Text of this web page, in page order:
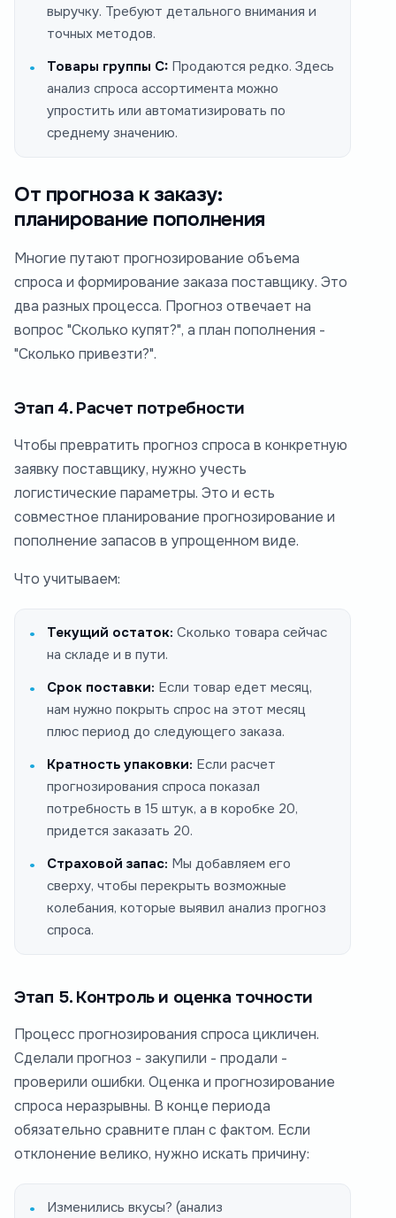
выручку. Требуют детального внимания и
точных методов.
Товары группы C: Продаются редко. Здесь
анализ спроса ассортимента можно
упростить или автоматизировать по
среднему значению.
От прогноза к заказу:
планирование пополнения
Многие путают прогнозирование объема
спроса и формирование заказа поставщику. Это
два разных процесса. Прогноз отвечает на
вопрос "Сколько купят?", а план пополнения -
"Сколько привезти?".
Этап 4. Расчет потребности
Чтобы превратить прогноз спроса в конкретную
заявку поставщику, нужно учесть
логистические параметры. Это и есть
совместное планирование прогнозирование и
пополнение запасов в упрощенном виде.
Что учитываем:
Текущий остаток: Сколько товара сейчас
на складе и в пути.
Срок поставки: Если товар едет месяц,
нам нужно покрыть спрос на этот месяц
плюс период до следующего заказа.
Кратность упаковки: Если расчет
прогнозирования спроса показал
потребность в 15 штук, а в коробке 20,
придется заказать 20.
Страховой запас: Мы добавляем его
сверху, чтобы перекрыть возможные
колебания, которые выявил анализ прогноз
спроса.
Этап 5. Контроль и оценка точности
Процесс прогнозирования спроса цикличен.
Сделали прогноз - закупили - продали -
проверили ошибки. Оценка и прогнозирование
спроса неразрывны. В конце периода
обязательно сравните план с фактом. Если
отклонение велико, нужно искать причину:
Изменились вкусы? (анализ